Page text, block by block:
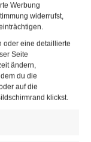
Werbung
widerrufst,
oder eine detaillierte
Seite
ändern,
du die
auf die
klickst.
Poncioni-
die Intention